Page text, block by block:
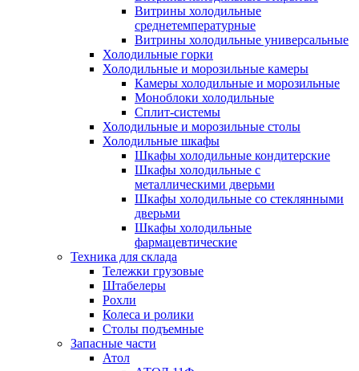
Витрины холодильные
среднетемпературные
Витрины холодильные универсальные
Холодильные горки
Холодильные и морозильные камеры
Камеры холодильные и морозильные
Моноблоки холодильные
Сплит-системы
Холодильные и морозильные столы
Холодильные шкафы
Шкафы холодильные кондитерские
Шкафы холодильные с
металлическими дверьми
Шкафы холодильные со стеклянными
дверьми
Шкафы холодильные
фармацевтические
Техника для склада
Тележки грузовые
Штабелеры
Рохли
Колеса и ролики
Столы подъемные
Запасные части
Атол